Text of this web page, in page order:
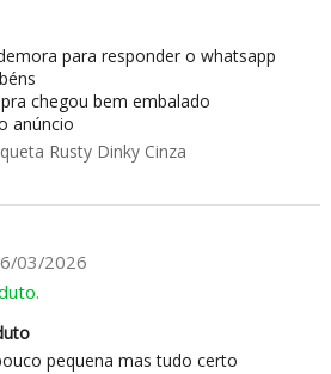
para responder o whatsapp
chegou bem embalado
anúncio
Rusty Dinky Cinza
03/2026
pequena mas tudo certo